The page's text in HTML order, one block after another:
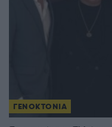
ΓΕΝΟΚΤΟΝΙΑ